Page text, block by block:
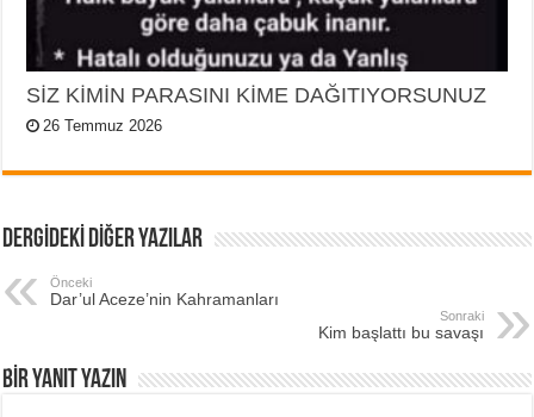
SİZ KİMİN PARASINI KİME DAĞITIYORSUNUZ
26 Temmuz 2026
DERGİDEKİ DİĞER YAZILAR
Önceki
Dar’ul Aceze’nin Kahramanları
Sonraki
Kim başlattı bu savaşı
BIR YANIT YAZIN